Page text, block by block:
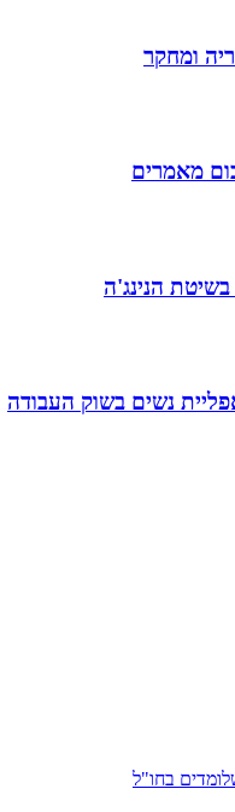
ומחקר
מאמרים
הנינג'ה
נשים בשוק העבודה
בחו"ל